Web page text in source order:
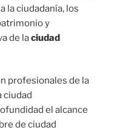
la ciudadanía, los
y
de laciudad
profesionales de la
ciudad
el alcance
de ciudad